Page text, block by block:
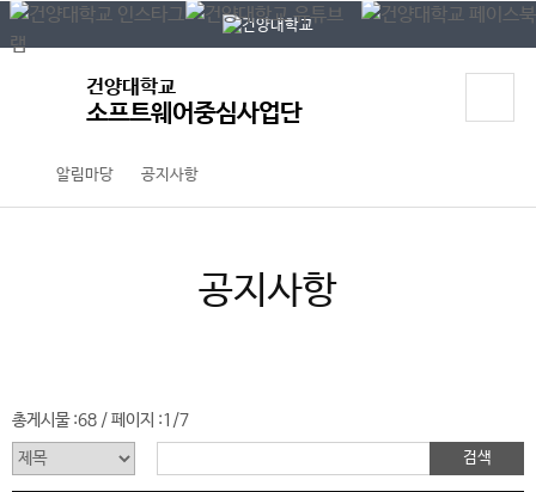
본문 바로가기
대메뉴 바로가기
건양대학교
소프트웨어중심사업단
알림마당 공지사항
공지사항
총게시물 :68 /페이지 :1/7